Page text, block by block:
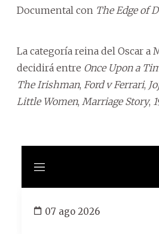
Documental con The Edge of
La categoría reina del Oscar a
decidirá entre Once Upon a
The Irishman, Ford v Ferrari,
Little Women, Marriage Story,